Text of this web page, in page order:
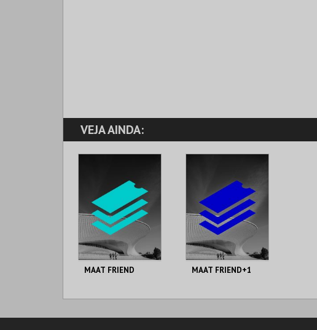
VEJA AINDA:
MAAT FRIEND
MAAT.
AQUISIÇÃO
MAAT FRIEND+1
MAAT.
AQUISIÇÃO